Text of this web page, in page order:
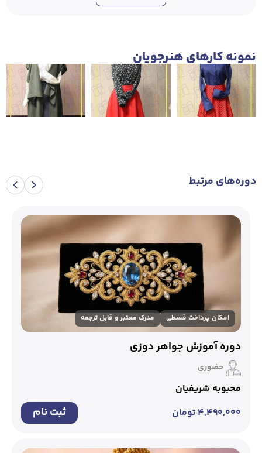
نمونه‌ کار‌های هنرجویان
دوره‌های مرتبط
امکان پرداخت قسطی مدرک معتبر و قابل ترجمه
دوره آموزش جواهر دوزی
حضوری
محبوبه شریفیان
۴,۴۹۰,۰۰۰ تومان ثبت نام